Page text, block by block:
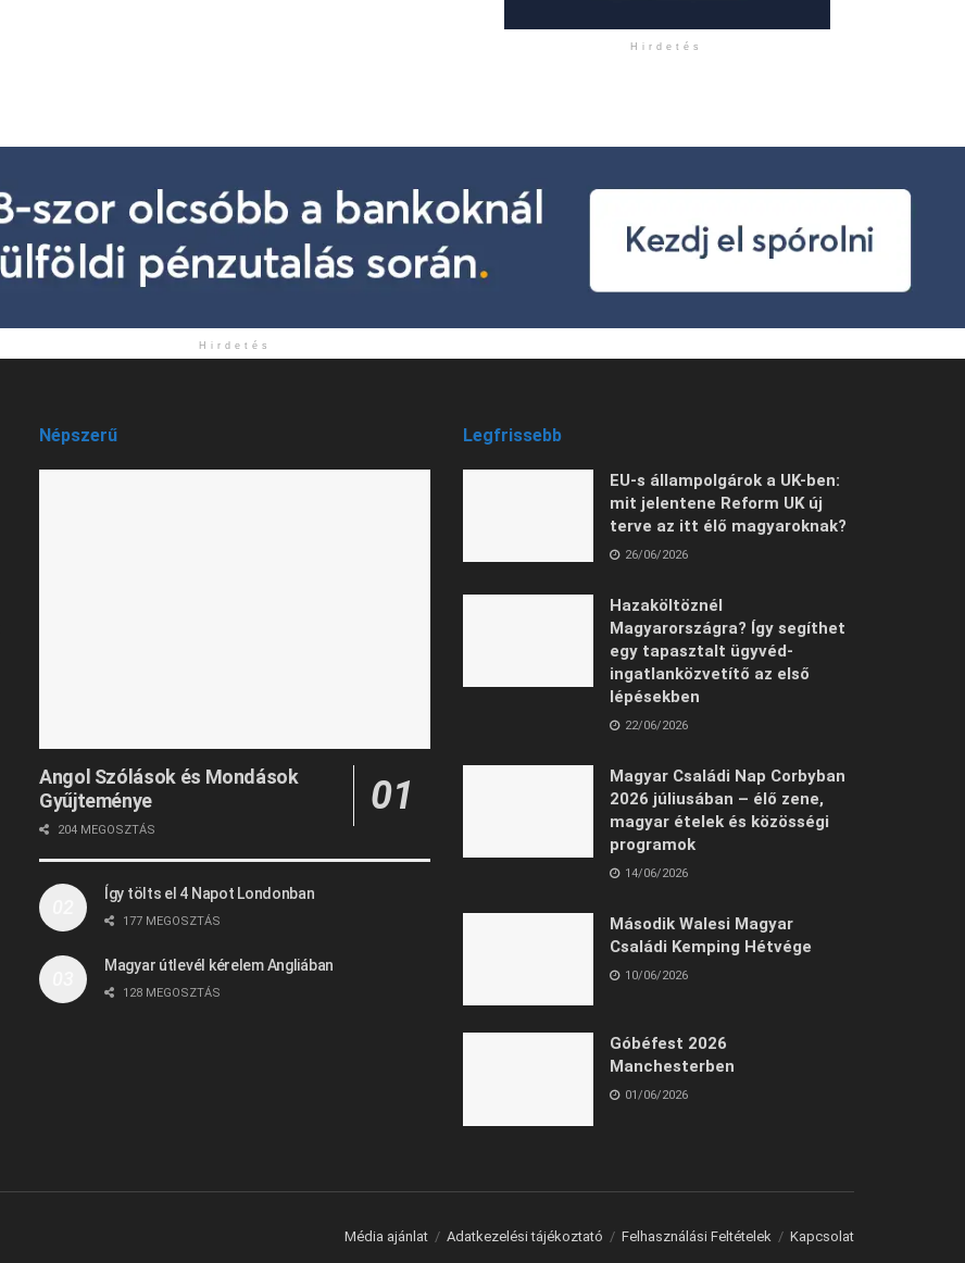
Hirdetés
Hirdetés
Népszerű
Angol Szólások és Mondások
Gyűjteménye
204 MEGOSZTÁS
Így tölts el 4 Napot Londonban
177 MEGOSZTÁS
Magyar útlevél kérelem Angliában
128 MEGOSZTÁS
Legfrissebb
EU-s állampolgárok a UK-ben:
mit jelentene Reform UK új
terve az itt élő magyaroknak?
26/06/2026
Hazaköltöznél
Magyarországra? Így segíthet
egy tapasztalt ügyvéd-
ingatlanközvetítő az első
lépésekben
22/06/2026
Magyar Családi Nap Corbyban
2026 júliusában – élő zene,
magyar ételek és közösségi
programok
14/06/2026
Második Walesi Magyar
Családi Kemping Hétvége
10/06/2026
Góbéfest 2026
Manchesterben
01/06/2026
Média ajánlat Adatkezelési tájékoztató Felhasználási Feltételek Kapcsolat